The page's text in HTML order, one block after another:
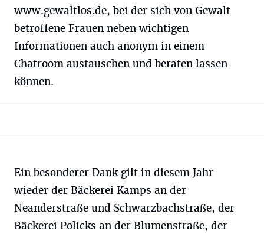
www.gewaltlos.de, bei der sich von Gewalt
betroffene Frauen neben wichtigen
Informationen auch anonym in einem
Chatroom austauschen und beraten lassen
können.
Ein besonderer Dank gilt in diesem Jahr
wieder der Bäckerei Kamps an der
Neanderstraße und Schwarzbachstraße, der
Bäckerei Policks an der Blumenstraße, der